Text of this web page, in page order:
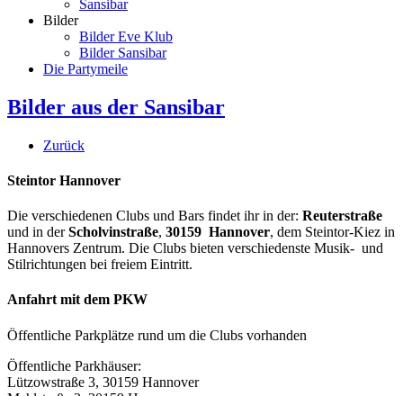
Sansibar
Bilder
Bilder Eve Klub
Bilder Sansibar
Die Partymeile
Bilder aus der Sansibar
Zurück
Steintor Hannover
Die verschiedenen Clubs und Bars findet ihr in der: Reuterstraße
und in derScholvinstraße, 30159 Hannover, dem Steintor-Kiez in
Hannovers Zentrum. Die Clubs bieten verschiedenste Musik- und
Stilrichtungen bei freiem Eintritt.
Anfahrt mit dem PKW
Öffentliche Parkplätze rund um die Clubs vorhanden
Öffentliche Parkhäuser:
Lützowstraße 3, 30159 Hannover